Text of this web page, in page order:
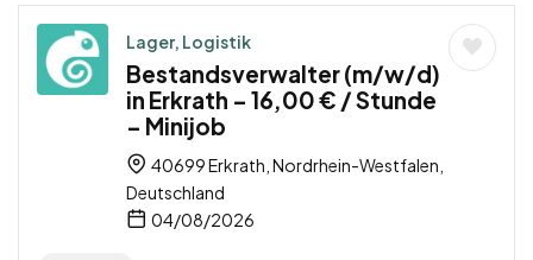
Lager, Logistik
Bestandsverwalter (m/w/d)
in Erkrath – 16,00 € / Stunde
– Minijob
40699 Erkrath, Nordrhein-Westfalen,
Deutschland
04/08/2026